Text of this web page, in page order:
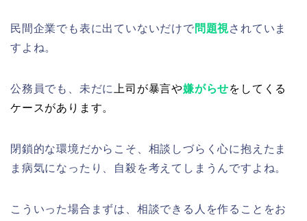
民間企業でも表に出ていないだけで問題視されていま
すよね。
公務員でも、未だに 上司が暴言や嫌がらせをしてくる
ケースがあります。
閉鎖的な環境だからこそ、相談しづらく心に抱えたま
ま病気になったり、自殺を考えてしまうんですよね。
こういった場合まずは、相談できる人を作ることをお